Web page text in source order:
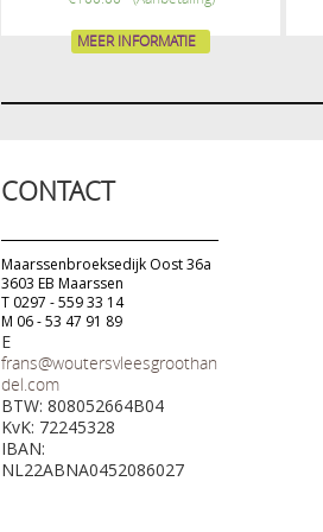
MEER INFORMATIE
CONTACT
Maarssenbroeksedijk Oost 36a
3603 EB Maarssen
T 0297 - 559 33 14
M 06 - 53 47 91 89
E
frans@woutersvleesgroothan
del.com
BTW: 808052664B04
KvK: 72245328
IBAN:
NL22ABNA0452086027